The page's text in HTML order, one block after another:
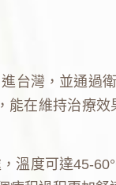
台灣，並通過
能在維持治療
溫度可達45-